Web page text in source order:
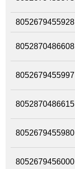
8052679455928
8052870486608
8052679455997
8052870486615
8052679455980
8052679456000